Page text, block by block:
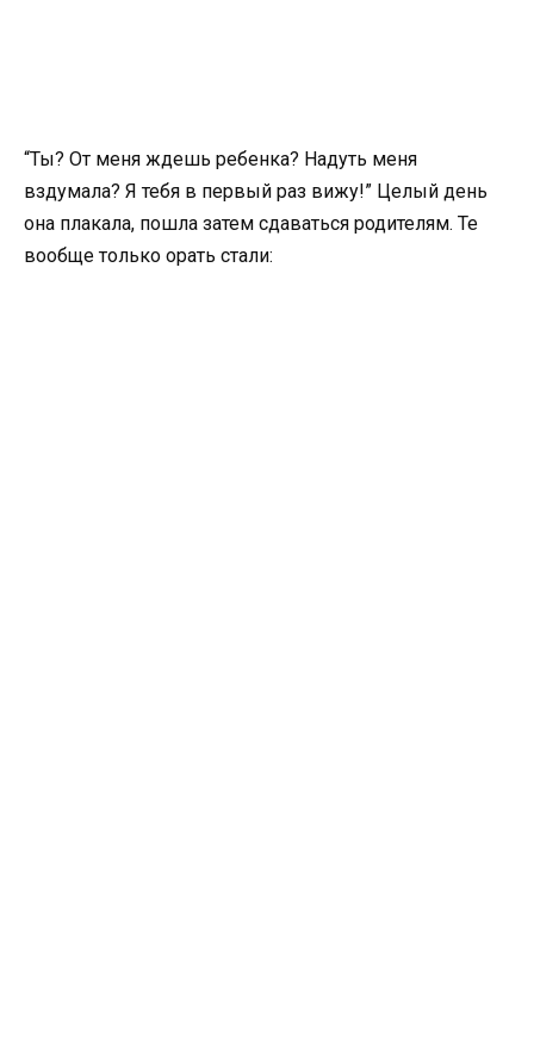
“Ты? От меня ждешь ребенка? Надуть меня
вздумала? Я тебя в первый раз вижу!” Целый день
она плакала, пошла затем сдаваться родителям. Те
вообще только орать стали: